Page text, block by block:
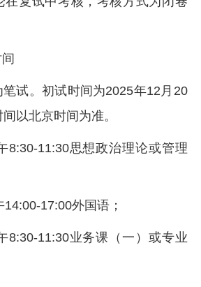
试。初试时间为2025年12月20
以北京时间为准。
8:30-11:30思想政治理论或管理
17:00外国语；
8:30-11:30业务课（一）或专业